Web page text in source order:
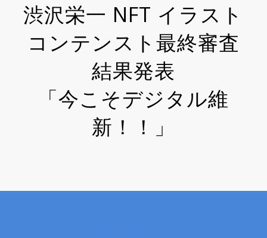
渋沢栄一 NFT イラスト
コンテンスト最終審査
結果発表
「今こそデジタル維
新！！」